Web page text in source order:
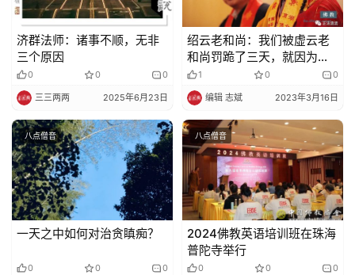
济群法师：诸事不顺，无非
三个原因
0 0 0
三三两两 2025年6月23日
绍云老和尚：我们被虚云老
和尚罚跪了三天，就因为偷
吃了这样东西
1 0 0
编辑 志斌 2023年3月16日
八点僧音
一天之中如何对治贪瞋痴？
0 0 0
八点僧音
2024佛教英语培训班在珠海
普陀寺举行
0 0 0